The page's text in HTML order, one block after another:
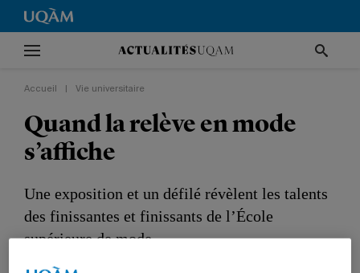
Accueil Vie universitaire
Quand la relève en mode
s’affiche
Une exposition et un défilé révèlent les talents
des finissantes et finissants de l’École
supérieure de mode.